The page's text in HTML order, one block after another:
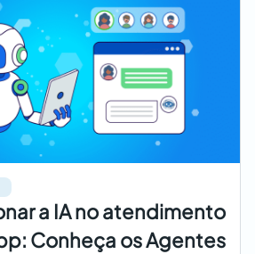
a IA no atendimento
Conheça os Agentes